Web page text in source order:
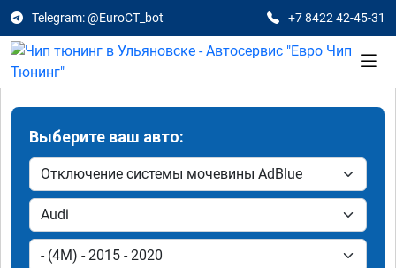
Telegram: @EuroCT_bot +7 8422 42-45-31
Выберите ваш авто: